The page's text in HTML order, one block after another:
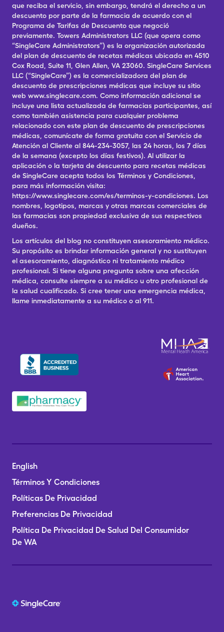
que reciba el servicio, sin embargo, tendrá el derecho a un
descuento por parte de la farmacia de acuerdo con el
Programa de Tarifas de Descuento que negoció
previamente. Towers Administrators LLC (que opera como
“SingleCare Administrators”) es la organización autorizada
del plan de descuento de recetas médicas ubicada en 4510
Cox Road, Suite 11, Glen Allen, VA 23060. SingleCare Services
LLC (“SingleCare”) es la comercializadora del plan de
descuento de prescripciones médicas que incluye su sitio
web www.singlecare.com. Como información adicional se
incluye una lista actualizada de farmacias participantes, así
como también asistencia para cualquier problema
relacionado con este plan de descuento de prescripciones
médicas, comunícate de forma gratuita con el Servicio de
Atención al Cliente al 844-234-3057, las 24 horas, los 7 días
de la semana (excepto los días festivos). Al utilizar la
aplicación o la tarjeta de descuento para recetas médicas
de SingleCare acepta todos los Términos y Condiciones,
para más información visita:
https://www.singlecare.com/es/terminos-y-condiciones. Los
nombres, logotipos, marcas y otras marcas comerciales de
las farmacias son propiedad exclusiva de sus respectivos
dueños.
Los artículos del blog no constituyen asesoramiento médico.
Su propósito es brindar información general y no sustituyen
el asesoramiento, diagnóstico ni tratamiento médico
profesional. Si tiene alguna pregunta sobre una afección
médica, consulte siempre a su médico u otro profesional de
la salud cualificado. Si cree tener una emergencia médica,
llame inmediatamente a su médico o al 911.
English
Términos Y Condiciones
Políticas De Privacidad
Preferencias De Privacidad
Política De Privacidad De Salud Del Consumidor
De WA